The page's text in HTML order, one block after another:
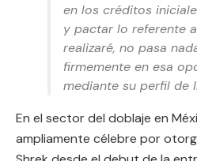
en los créditos
y pactar lo referente
realizaré, no pasa
firmemente en esa
mediante su perfil de
En el sector del doblaje en
ampliamente célebre por